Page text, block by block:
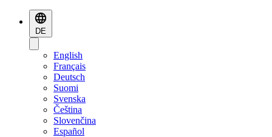
DE
English
Français
Deutsch
Suomi
Svenska
Čeština
Slovenčina
Español